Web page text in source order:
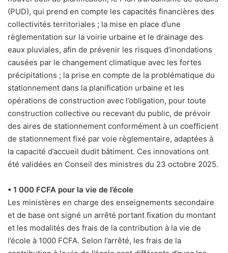
(PUD), qui prend en compte les capacités financières des
collectivités territoriales ; la mise en place d’une
règlementation sur la voirie urbaine et le drainage des
eaux pluviales, afin de prévenir les risques d’inondations
causées par le changement climatique avec les fortes
précipitations ; la prise en compte de la problématique du
stationnement dans la planification urbaine et les
opérations de construction avec l’obligation, pour toute
construction collective ou recevant du public, de prévoir
des aires de stationnement conformément à un coefficient
de stationnement fixé par voie règlementaire, adaptées à
la capacité d’accueil dudit bâtiment. Ces innovations ont
été validées en Conseil des ministres du 23 octobre 2025.
• 1 000 FCFA pour la vie de l’école
Les ministères en charge des enseignements secondaire
et de base ont signé un arrêté portant fixation du montant
et les modalités des frais de la contribution à la vie de
l’école à 1000 FCFA. Selon l’arrêté, les frais de la